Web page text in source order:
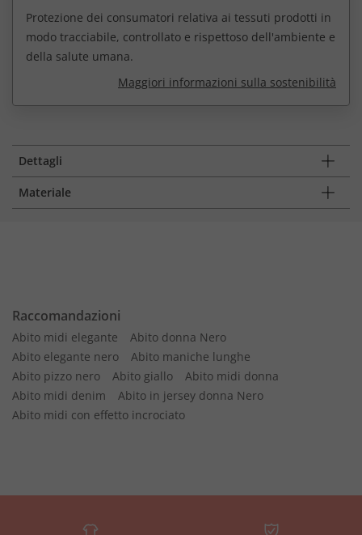
Protezione dei consumatori relativa ai tessuti prodotti in
modo tracciabile, controllato e rispettoso dell'ambiente e
della salute umana.
Maggiori informazioni sulla sostenibilità
Dettagli
Materiale
Raccomandazioni
Abito midi elegante
Abito donna Nero
Abito elegante nero
Abito maniche lunghe
Abito pizzo nero
Abito giallo
Abito midi donna
Abito midi denim
Abito in jersey donna Nero
Abito midi con effetto incrociato